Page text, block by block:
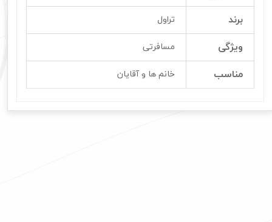
برند تراول
ویژگی مسافرتی
مناسب خانم ها و آقایان